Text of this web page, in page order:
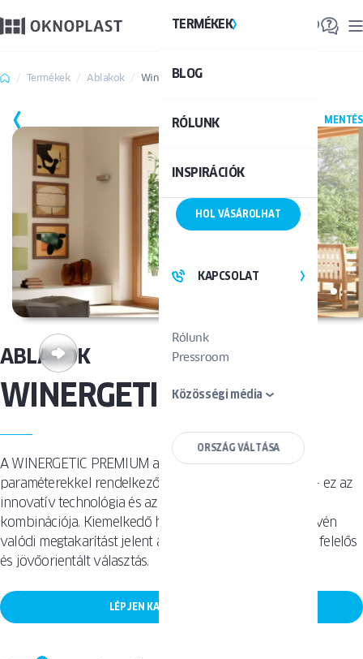
TERMÉKEK
BLOG
RÓLUNK
INSPIRÁCIÓK
HOL VÁSÁROLHAT
KAPCSOLAT
Rólunk
Pressroom
Közösségi média
ORSZÁG VÁLTÁSA
Termékek Ablakok Winergetic Premium
MENTÉS
ABLAKOK
WINERGETIC PREMIUM
A WINERGETIC PREMIUM ablak a kiváló hőszigetelési
paraméterekkel rendelkező termékcsaládhoz tartozik – ez az
innovatív technológia és az egyedi design optimális
kombinációja. Kiemelkedő hőszigetelő tulajdonságai révén
valódi megtakarítást jelent az energiaköltségekben, így felelős
és jövőorientált választás.
LÉPJEN KAPCSOLATBA VELÜNK